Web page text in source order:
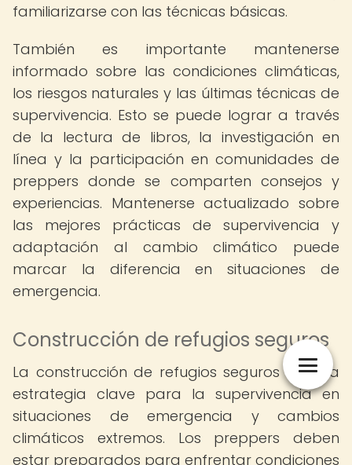
familiarizarse con las técnicas básicas.
También es importante mantenerse
informado sobre las condiciones climáticas,
los riesgos naturales y las últimas técnicas de
supervivencia. Esto se puede lograr a través
de la lectura de libros, la investigación en
línea y la participación en comunidades de
preppers donde se comparten consejos y
experiencias. Mantenerse actualizado sobre
las mejores prácticas de supervivencia y
adaptación al cambio climático puede
marcar la diferencia en situaciones de
emergencia.
Construcción de refugios seguros
La construcción de refugios seguros es otra
estrategia clave para la supervivencia en
situaciones de emergencia y cambios
climáticos extremos. Los preppers deben
estar preparados para enfrentar condiciones